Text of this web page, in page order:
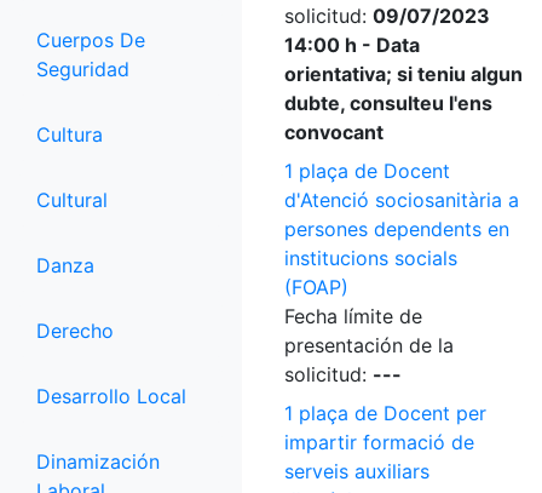
Cuerpos De
Seguridad
Cultura
Cultural
Danza
Derecho
Desarrollo Local
Dinamización
solicitud: 09/07/2023
14:00 h - Data
orientativa; si teniu algun
dubte, consulteu l'ens
convocant
1 plaça de Docent
d'Atenció sociosanitària a
persones dependents en
institucions socials
(FOAP)
Fecha límite de
presentación de la
solicitud: ---
1 plaça de Docent per
impartir formació de
serveis auxiliars